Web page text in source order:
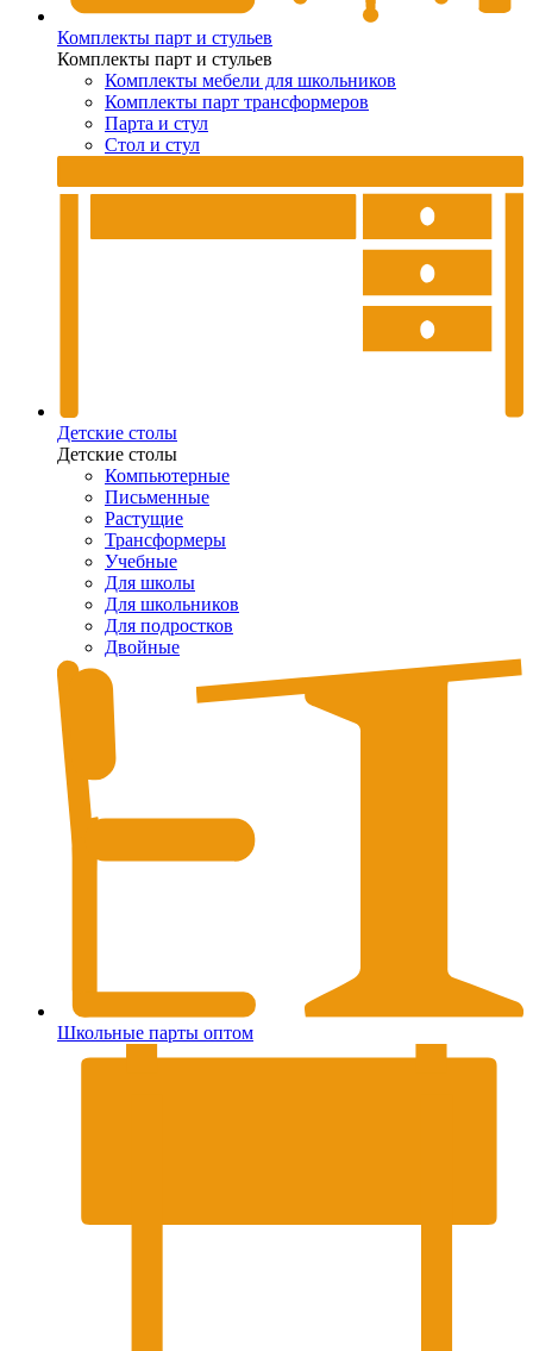
Комплекты парт и стульев
Комплекты парт и стульев
Комплекты мебели для школьников
Комплекты парт трансформеров
Парта и стул
Стол и стул
Детские столы
Детские столы
Компьютерные
Письменные
Растущие
Трансформеры
Учебные
Для школы
Для школьников
Для подростков
Двойные
Школьные парты оптом